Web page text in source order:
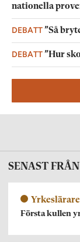
nationella
DEBATT”Så
DEBATT”Hur
SENAST
Första kullen